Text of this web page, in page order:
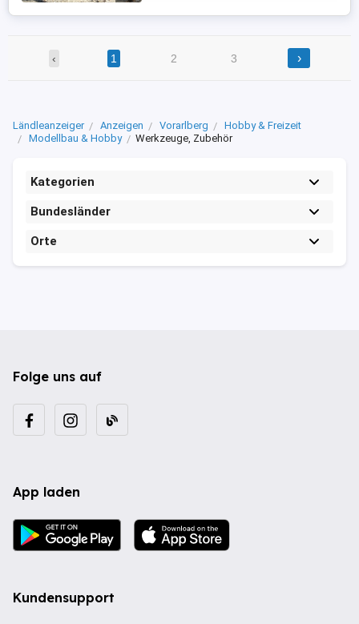
‹ 1 2 3 ›
Ländleanzeiger Anzeigen Vorarlberg
Hobby & Freizeit
Modellbau & Hobby
Werkzeuge, Zubehör
Kategorien
Bundesländer
Orte
Folge uns auf
App laden
Kundensupport